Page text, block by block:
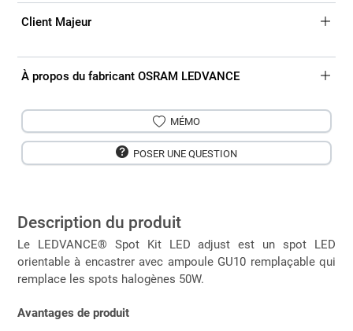
Client Majeur
À propos du fabricant OSRAM LEDVANCE
MÉMO
POSER UNE QUESTION
Description du produit
Le LEDVANCE® Spot Kit LED adjust est un spot LED
orientable à encastrer avec ampoule GU10 remplaçable qui
remplace les spots halogènes 50W.
Avantages de produit